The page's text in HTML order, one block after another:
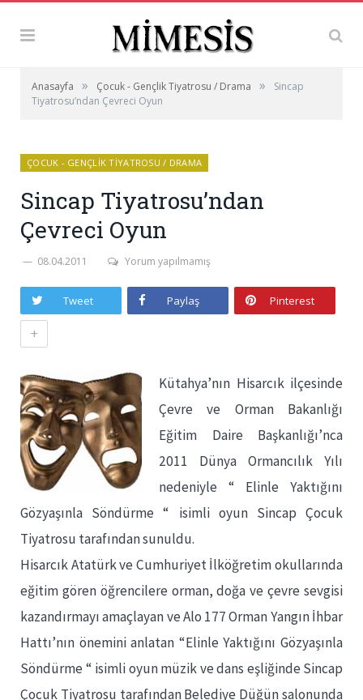
Anasayfa » Çocuk - Gençlik Tiyatrosu / Drama »
Sincap
Tiyatrosu’ndan Çevreci Oyun
ÇOCUK - GENÇLIK TIYATROSU / DRAMA
Sincap Tiyatrosu’ndan
Çevreci Oyun
08.04.2011 Yorum yapılmamış
Tweet Paylaş Pinterest
+
Kütahya’nın Hisarcık ilçesinde
Çevre ve Orman Bakanlığı
Eğitim Daire Başkanlığı’nca
2011 Dünya Ormancılık Yılı
nedeniyle “ Elinle Yaktığını
Gözyaşınla Söndürme “ isimli oyun Sincap Çocuk
Tiyatrosu tarafından sunuldu.
Hisarcık Atatürk ve Cumhuriyet İlköğretim okullarında
eğitim gören öğrencilere orman, doğa ve çevre sevgisi
kazandırmayı amaçlayan ve Alo 177 Orman Yangın İhbar
Hattı’nın önemini anlatan “Elinle Yaktığını Gözyaşınla
Söndürme “ isimli oyun müzik ve dans eşliğinde Sincap
Çocuk Tiyatrosu tarafından Belediye Düğün salonunda